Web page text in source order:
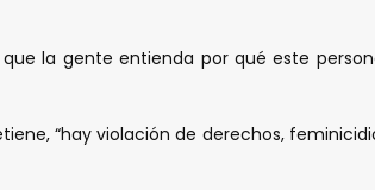
la gente entienda por qué este
“hay violación de derechos,